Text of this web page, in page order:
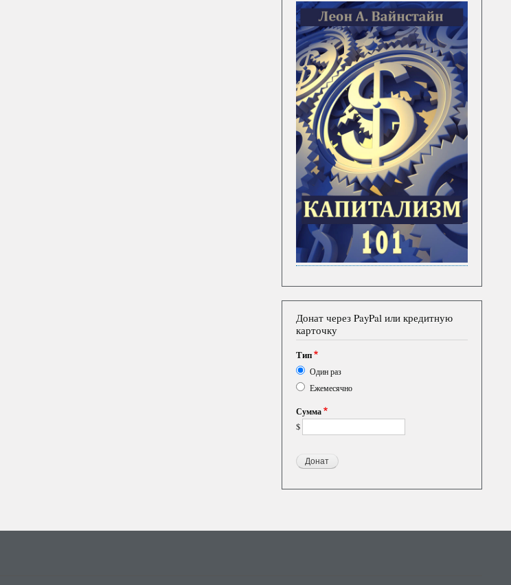
Донат через PayPal или кредитную
карточку
Тип
Один раз
Ежемесячно
Сумма
$